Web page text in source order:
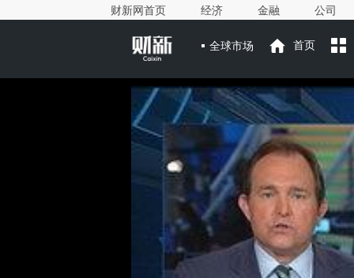
财新网首页 经济 金融 公司
全球市场 首页